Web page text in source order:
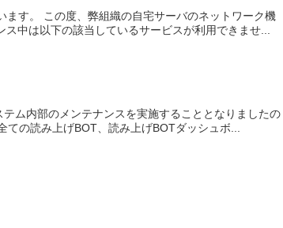
す。 この度、弊組織の自宅サーバのネットワーク機
中は以下の該当しているサービスが利用できませ...
ム内部のメンテナンスを実施することとなりましたの
の読み上げBOT、読み上げBOTダッシュボ...